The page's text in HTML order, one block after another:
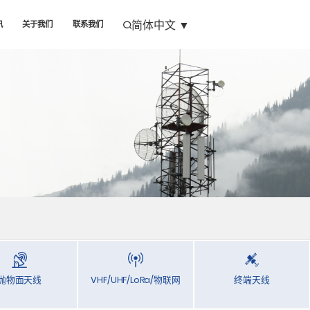
关于我们 联系我们 简体中文 ▼
物面天线 VHF/UHF/LoRa/物联网 终端天线